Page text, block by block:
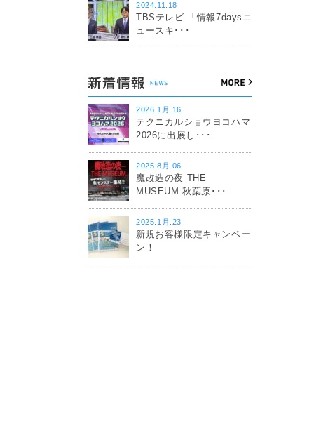
2024.11.18
TBSテレビ 「情報7daysニ
ュースキ･･･
2026.1月.16
テクニカルショウヨコハマ
2026に出展し･･･
2025.8月.06
魔改造の夜 THE
MUSEUM 秋葉原･･･
2025.1月.23
新規お客様限定キャンペー
ン！